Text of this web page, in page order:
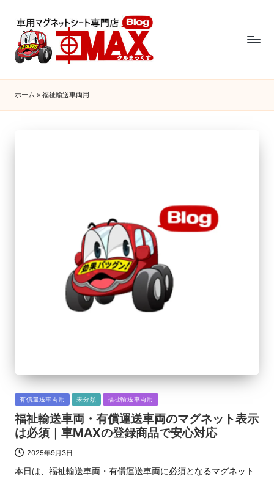
ホーム » 福祉輸送車両用
Posted
in
有償運送車両用 未分類 福祉輸送車両用
福祉輸送車両・有償運送車両のマグネット表示
は必須｜車MAXの登録商品で安心対応
2025年9月3日
本日は、福祉輸送車両・有償運送車両に必須となるマグネット